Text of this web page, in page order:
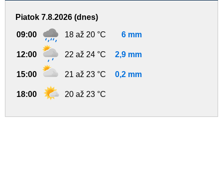
Piatok 7.8.2026 (dnes)
09:00 18 až 20 °C 6 mm
12:00 22 až 24 °C 2,9 mm
15:00 21 až 23 °C 0,2 mm
18:00 20 až 23 °C